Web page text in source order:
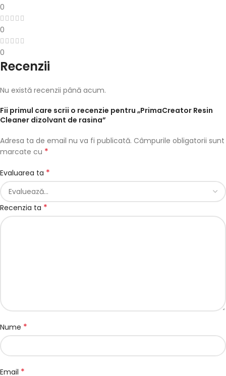
0
0
0
Recenzii
Nu există recenzii până acum.
Fii primul care scrii o recenzie pentru „PrimaCreator Resin
Cleaner dizolvant de rasina”
Adresa ta de email nu va fi publicată. Câmpurile obligatorii sunt
marcate cu *
Evaluarea ta *
Recenzia ta *
Nume *
Email *